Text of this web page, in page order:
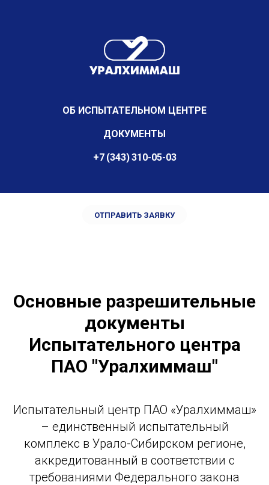
ОБ ИСПЫТАТЕЛЬНОМ ЦЕНТРЕ
ДОКУМЕНТЫ
+7 (343) 310-05-03
Основные разрешительные
документы
Испытательного центра
ПАО "Уралхиммаш"
Испытательный центр ПАО «Уралхиммаш»
– единственный испытательный
комплекс в Урало-Сибирском регионе,
аккредитованный в соответствии с
требованиями Федерального закона